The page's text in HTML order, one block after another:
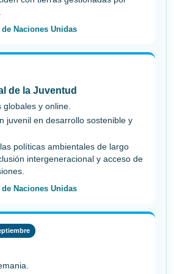
Naciones Unidas
de la Juventud
globales y online.
juvenil en desarrollo sostenible y
las políticas ambientales de largo
intergeneracional y acceso de
Naciones Unidas